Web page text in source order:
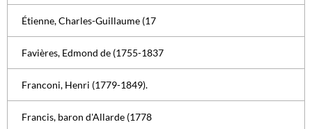
Étienne, Charles-Guillaume (17
Favières, Edmond de (1755-1837
Franconi, Henri (1779-1849).
Francis, baron d'Allarde (1778